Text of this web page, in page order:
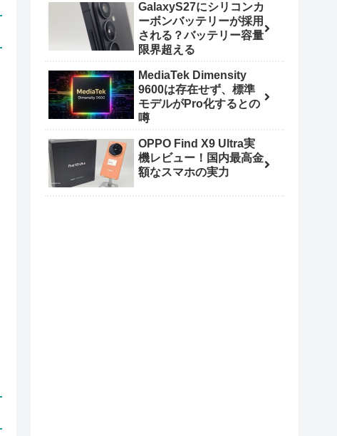
GalaxyS27にシリコンカ
ーボンバッテリーが採用
される？バッテリー容量
限界超える
MediaTek Dimensity
9600は存在せず、標準
モデルがPro化するとの
噂
OPPO Find X9 Ultra実
機レビュー！国内最高金
額なスマホの実力